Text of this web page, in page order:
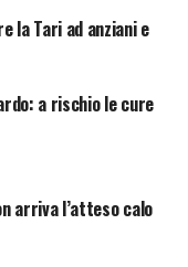
la Tari ad anziani e
a rischio le cure
arriva l’atteso calo